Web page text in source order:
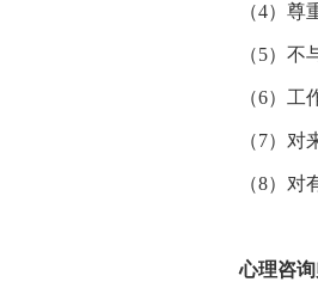
（4）尊
（5）不
（6）工
（7）对
（8）对
心理咨